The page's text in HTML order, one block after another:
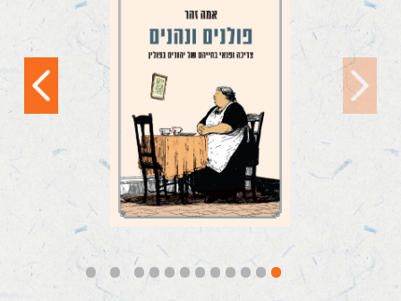
'מה עושה פולנייה
שקמה בבוקר במצב רוח
טוב? מחכה שהוא
יעבור'. בדיחות בישראל...
קראו עוד
1
3
7
9
11
12